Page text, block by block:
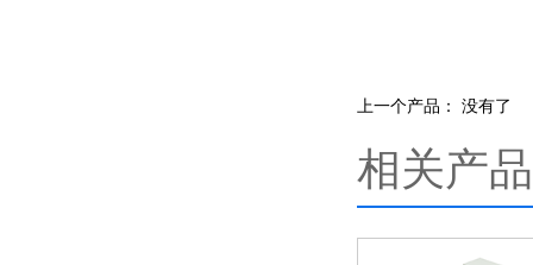
上一个产品： 没有了
相关产